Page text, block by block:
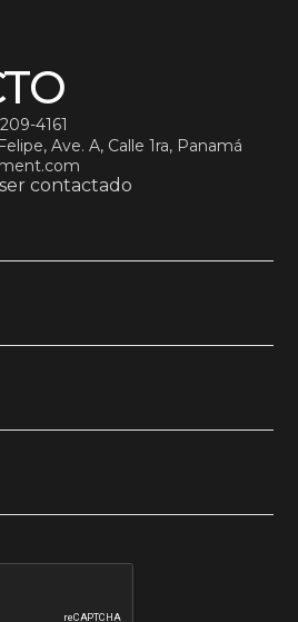
4161
Ave. A, Calle 1ra, Panamá
contactado